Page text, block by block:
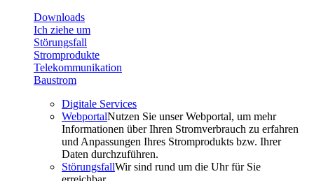
Downloads
Ich ziehe um
Störungsfall
Stromprodukte
Telekommunikation
Baustrom
Digitale Services
WebportalNutzen Sie unser Webportal, um mehr
Informationen über Ihren Stromverbrauch zu erfahren
und Anpassungen Ihres Stromprodukts bzw. Ihrer
Daten durchzuführen.
StörungsfallWir sind rund um die Uhr für Sie